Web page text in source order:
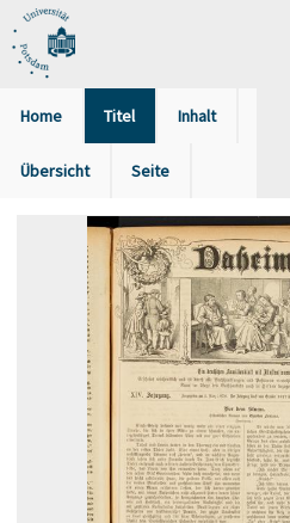
Home Titel Inhalt
Übersicht Seite